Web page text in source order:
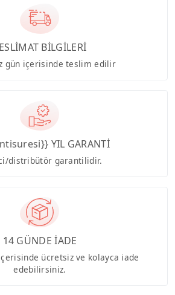
BİLGİLERİ
gün içerisinde teslim edilir
YIL GARANTİ
distribütör garantilidir.
14 GÜNDE İADE
ücretsiz ve kolayca iade
edebilirsiniz.